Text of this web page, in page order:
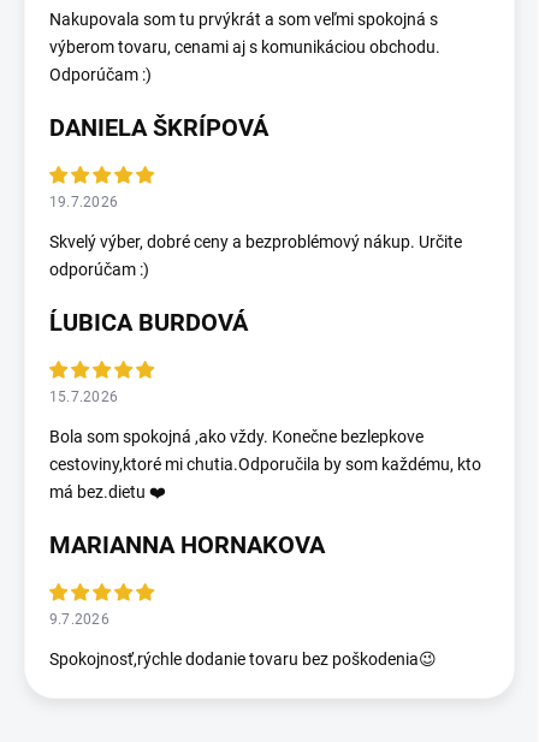
Nakupovala som tu prvýkrát a som veľmi spokojná s
výberom tovaru, cenami aj s komunikáciou obchodu.
Odporúčam :)
DANIELA ŠKRÍPOVÁ
19.7.2026
Skvelý výber, dobré ceny a bezproblémový nákup. Určite
odporúčam :)
ĹUBICA BURDOVÁ
15.7.2026
Bola som spokojná ,ako vždy. Konečne bezlepkove
cestoviny,ktoré mi chutia.Odporučila by som každému, kto
má bez.dietu ❤️
MARIANNA HORNAKOVA
9.7.2026
Spokojnosť,rýchle dodanie tovaru bez poškodenia😉